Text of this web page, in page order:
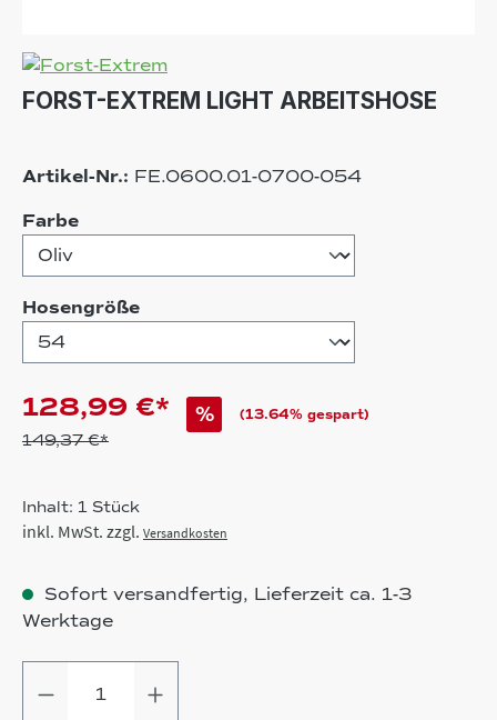
FORST-EXTREM LIGHT ARBEITSHOSE
Artikel-Nr.: FE.0600.01-0700-054
Farbeauswählen
Hosengrößeauswählen
128,99 €*
149,37 €*
% (13.64% gespart)
Inhalt: 1 Stück
inkl. MwSt. zzgl. Versandkosten
Sofort versandfertig, Lieferzeit ca. 1-3
Werktage